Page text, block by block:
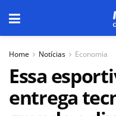
Home Notícias Economia
Essa
entrega